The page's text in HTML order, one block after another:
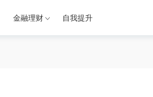
金融理财 自我提升